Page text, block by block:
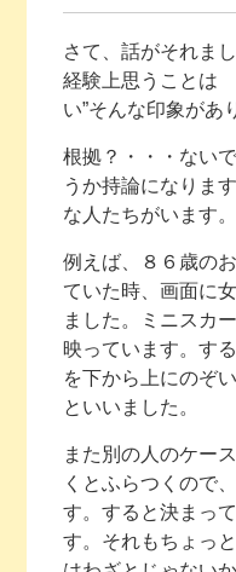
さて、話がそれま
経験上思うことは
い”そんな印象が
根拠？・・・ない
うか持論になりま
な人たちがいます。
例えば、８６歳の
ていた時、画面に
ました。ミニスカ
映っています。す
を下から上にのぞ
といいました。
また別の人のケー
くとふらつくので
す。すると決まっ
す。それもちょっ